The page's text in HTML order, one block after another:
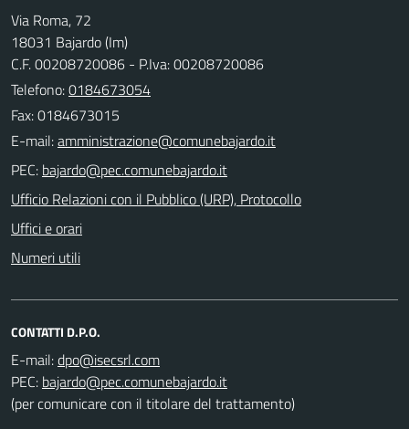
Via Roma, 72
18031 Bajardo (Im)
C.F. 00208720086 - P.Iva: 00208720086
Telefono:0184673054
Fax: 0184673015
E-mail:
PEC:
Ufficio Relazioni con il Pubblico (URP), Protocollo
Uffici e orari
Numeri utili
CONTATTI D.P.O.
E-mail:
PEC:
(per comunicare con il titolare del trattamento)